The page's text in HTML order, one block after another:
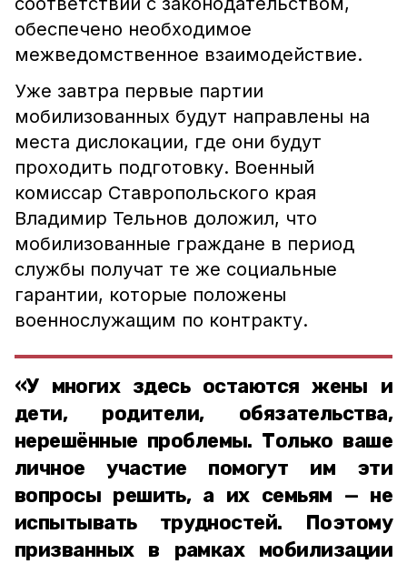
обеспечено необходимое
межведомственное взаимодействие.
Уже завтра первые партии
мобилизованных будут направлены на
места дислокации, где они будут
проходить подготовку. Военный
комиссар Ставропольского края
Владимир Тельнов доложил, что
мобилизованные граждане в период
службы получат те же социальные
гарантии, которые положены
военнослужащим по контракту.
«У многих здесь остаются жены и
дети, родители, обязательства,
нерешённые проблемы. Только ваше
личное участие помогут им эти
вопросы решить, а их семьям — не
испытывать трудностей. Поэтому
призванных в рамках мобилизации